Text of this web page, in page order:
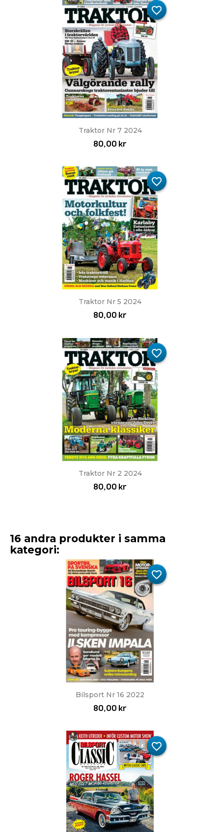
Traktor Nr 7 2024
80,00 kr
favorite_border
Traktor Nr 5 2024
80,00 kr
favorite_border
Traktor Nr 2 2024
80,00 kr
favorite_border
16 andra produkter i samma
kategori:
Bilsport Nr 16 2022
80,00 kr
favorite_border
favorite_border